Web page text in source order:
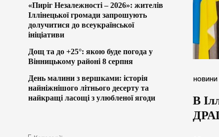
НОВИНИ
В
«Пиріг Незалежності – 2026»: жителів
Іллінецької громади запрошують
долучитися до всеукраїнської
ініціативи
Дощ та до +25°: якою буде погода у
Вінницькому районі 8 серпня
День малини з вершками: історія
найніжнішого літнього десерту та
найкращі ласощі з улюбленої ягоди